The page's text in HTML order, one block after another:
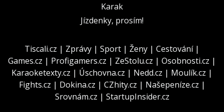
Karak
Jízdenky, prosím!
Tiscali.cz | Zprávy | Sport | Ženy | Cestování|
Games.cz | Profigamers.cz | ZeStolu.cz | Osobnosti.cz |
Karaoketexty.cz | Úschovna.cz | Nedd.cz | Moulík.cz |
Fights.cz | Dokina.cz | CZhity.cz | Našepeníze.cz |
Srovnám.cz | StartupInsider.cz